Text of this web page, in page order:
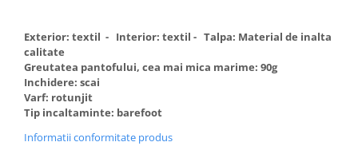
Exterior: textil - Interior: textil - Talpa: Material de inalta
calitate
Greutatea pantofului, cea mai mica marime: 90g
Inchidere: scai
Varf: rotunjit
Tip incaltaminte: barefoot
Informatii conformitate produs